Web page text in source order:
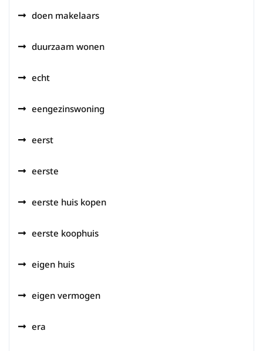
doen makelaars
duurzaam wonen
echt
eengezinswoning
eerst
eerste
eerste huis kopen
eerste koophuis
eigen huis
eigen vermogen
era